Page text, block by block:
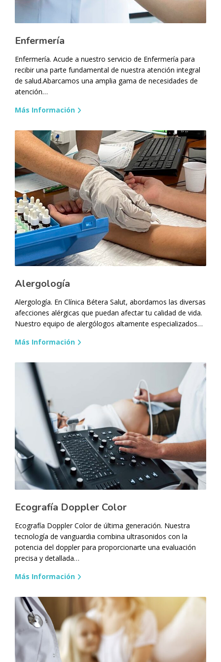
Enfermería
Enfermería. Acude a nuestro servicio de Enfermería para
recibir una parte fundamental de nuestra atención integral
de salud.Abarcamos una amplia gama de necesidades de
atención…
Más Información
Alergología
Alergología. En Clínica Bétera Salut, abordamos las diversas
afecciones alérgicas que puedan afectar tu calidad de vida.
Nuestro equipo de alergólogos altamente especializados…
Más Información
Ecografía Doppler Color
Ecografía Doppler Color de última generación. Nuestra
tecnología de vanguardia combina ultrasonidos con la
potencia del doppler para proporcionarte una evaluación
precisa y detallada…
Más Información